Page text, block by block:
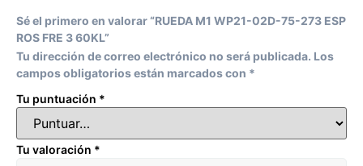
Sé el primero en valorar “RUEDA M1 WP21-02D-75-273 ESP
ROS FRE 3 60KL”
Tu dirección de correo electrónico no será publicada. Los
campos obligatorios están marcados con *
Tu puntuación *
Tu valoración *